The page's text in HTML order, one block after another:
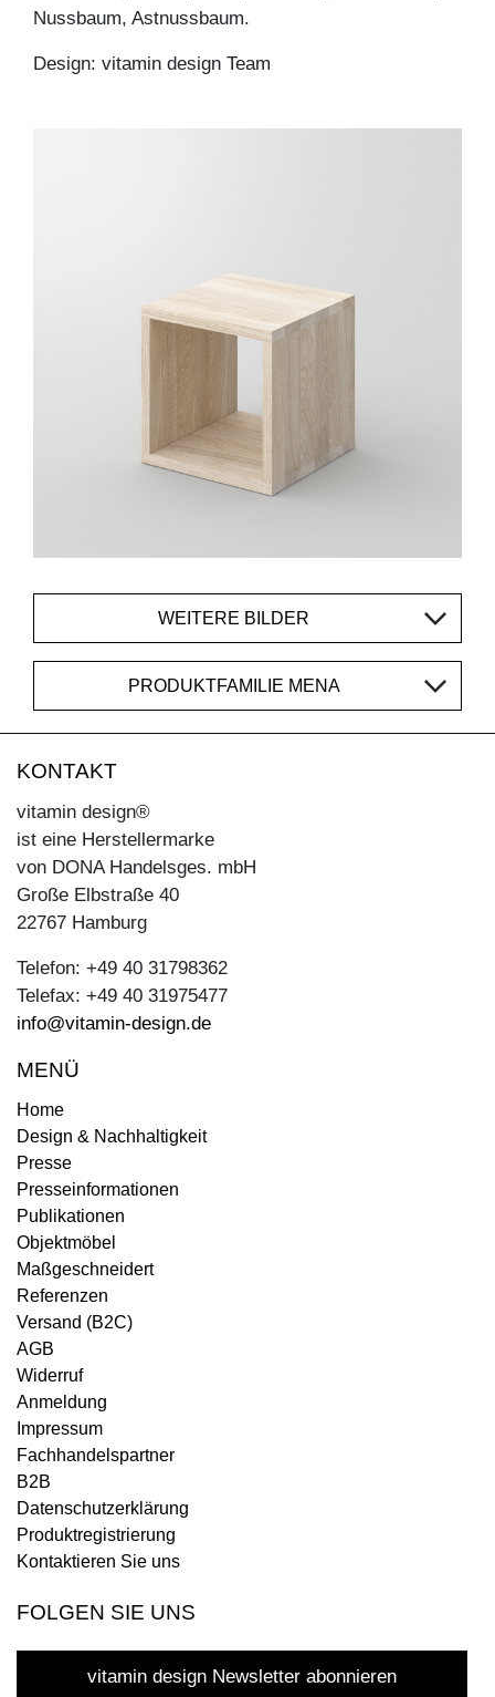
Nussbaum, Astnussbaum.
Design: vitamin design Team
WEITERE BILDER
PRODUKTFAMILIE MENA
KONTAKT
vitamin design®
ist eine Herstellermarke
von DONA Handelsges. mbH
Große Elbstraße 40
22767 Hamburg
Telefon: +49 40 31798362
Telefax: +49 40 31975477
info@vitamin-design.de
MENÜ
Home
Design & Nachhaltigkeit
Presse
Presseinformationen
Publikationen
Objektmöbel
Maßgeschneidert
Referenzen
Versand (B2C)
AGB
Widerruf
Anmeldung
Impressum
Fachhandelspartner
B2B
Datenschutzerklärung
Produktregistrierung
Kontaktieren Sie uns
FOLGEN SIE UNS
vitamin design Newsletter abonnieren